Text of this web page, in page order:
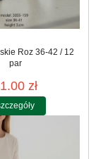
Roz 36-42 / 12
par
zł